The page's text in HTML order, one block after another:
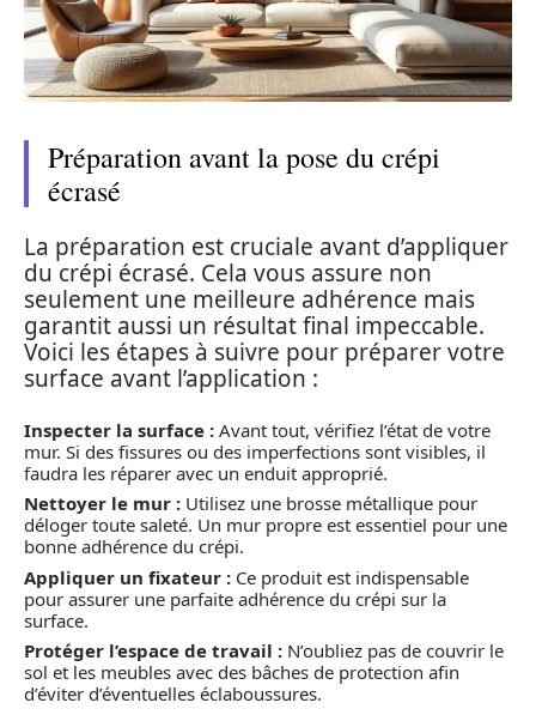
Préparation avant la pose du crépi
écrasé
La préparation est cruciale avant d’appliquer
du crépi écrasé. Cela vous assure non
seulement une meilleure adhérence mais
garantit aussi un résultat final impeccable.
Voici les étapes à suivre pour préparer votre
surface avant l’application :
Inspecter la surface : Avant tout, vérifiez l’état de votre
mur. Si des fissures ou des imperfections sont visibles, il
faudra les réparer avec un enduit approprié.
Nettoyer le mur : Utilisez une brosse métallique pour
déloger toute saleté. Un mur propre est essentiel pour une
bonne adhérence du crépi.
Appliquer un fixateur : Ce produit est indispensable
pour assurer une parfaite adhérence du crépi sur la
surface.
Protéger l’espace de travail : N’oubliez pas de couvrir le
sol et les meubles avec des bâches de protection afin
d’éviter d’éventuelles éclaboussures.